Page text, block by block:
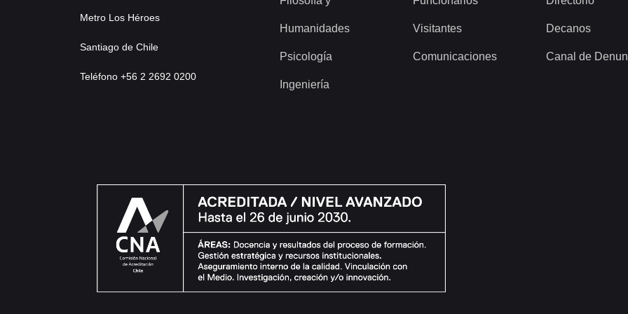
Metro Los Héroes
Santiago de Chile
Teléfono +56 2 2692 0200
Humanidades
Psicología
Ingeniería
Visitantes
Comunicaciones
Decanos
Canal de